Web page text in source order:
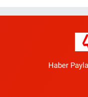
Haber